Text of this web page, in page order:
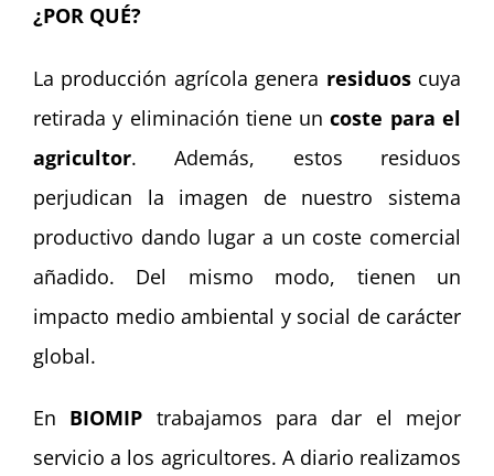
¿POR QUÉ?
La producción agrícola genera residuoscuya
retirada y eliminación tiene uncoste para el
agricultor. Además, estos residuos
perjudican la imagen de nuestro sistema
productivo dando lugar a un coste comercial
añadido. Del mismo modo, tienen un
impacto medio ambiental y social de carácter
global.
En BIOMIP trabajamos para dar el mejor
servicio a los agricultores. A diario realizamos